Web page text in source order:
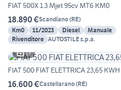
FIAT 500X 1.3 Mjet 95cv MT6 KM0
18.890 €Scandiano(RE)
Km0
11/2023 Diesel
Manuale
Rivenditore AUTOSTILE s.p.a.
13
FIAT 500 FIAT ELETTRICA 23,65 KWH
16.600 €Castellarano(RE)